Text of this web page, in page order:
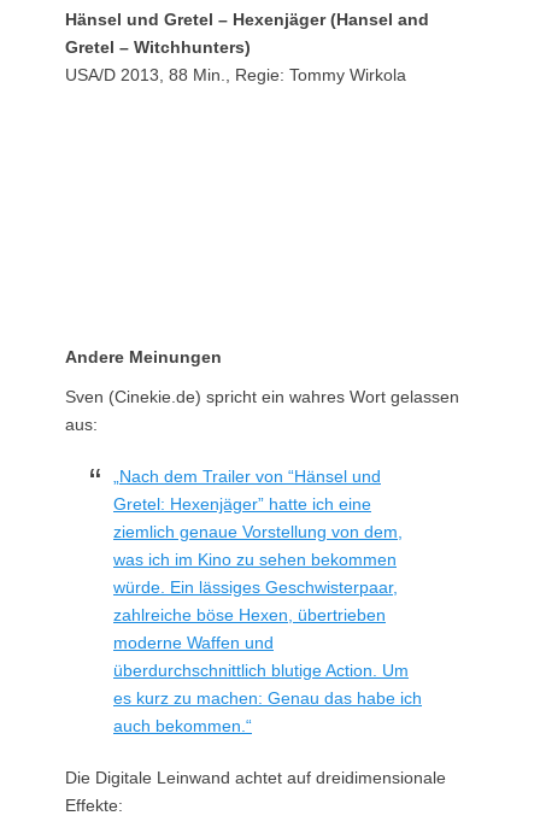
Hänsel und Gretel – Hexenjäger (Hansel and
Gretel – Witchhunters)
USA/D 2013, 88 Min., Regie: Tommy Wirkola
Andere Meinungen
Sven (Cinekie.de) spricht ein wahres Wort gelassen
aus:
„Nach dem Trailer von “Hänsel und
Gretel: Hexenjäger” hatte ich eine
ziemlich genaue Vorstellung von dem,
was ich im Kino zu sehen bekommen
würde. Ein lässiges Geschwisterpaar,
zahlreiche böse Hexen, übertrieben
moderne Waffen und
überdurchschnittlich blutige Action. Um
es kurz zu machen: Genau das habe ich
auch bekommen.“
Die Digitale Leinwand achtet auf dreidimensionale
Effekte: